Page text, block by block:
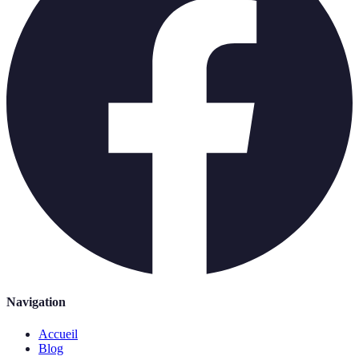
Navigation
Accueil
Blog